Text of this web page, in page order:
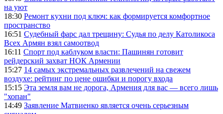
на уют
18:30 Ремонт кухни под ключ: как формируется комфортное
пространство
16:51 Судебный фарс дал трещину: Судья по делу Католикоса
Всех Армян взял самоотвод
16:11 Спорт под каблуком власти: Пашинян готовит
рейдерский захват НОК Армении
15:27 14 самых экстремальных развлечений на свежем
воздухе: рейтинг по цене ошибки и порогу входа
15:15 Эта земля вам не дорога, Армения для вас — всего лишь
"хопан"
14:49 Заявление Матвиенко является очень серьезным